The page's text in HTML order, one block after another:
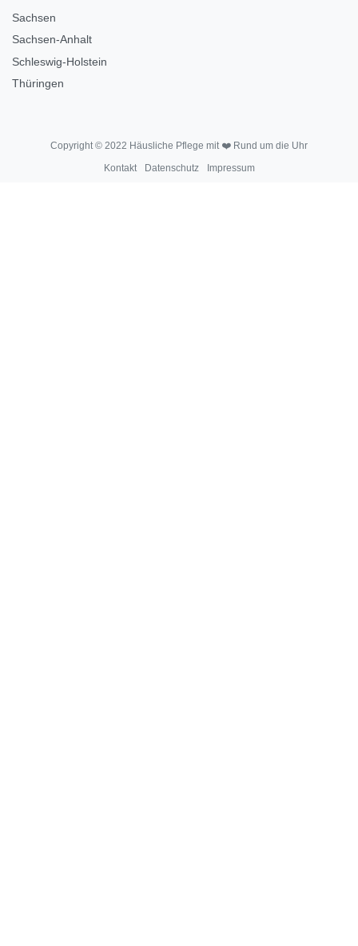
Sachsen
Sachsen-Anhalt
Schleswig-Holstein
Thüringen
Copyright © 2022 Häusliche Pflege mit ❤️ Rund um die Uhr
Kontakt
Datenschutz Impressum